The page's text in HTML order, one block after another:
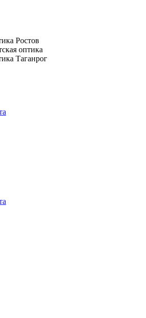
Ростов
оптика
Таганрог